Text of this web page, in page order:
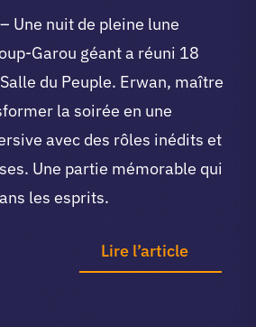
Une nuit de pleine lune
Garou géant a réuni 18
du Peuple. Erwan, maître
la soirée en une
avec des rôles inédits et
Une partie mémorable qui
les esprits.
Lire l’article